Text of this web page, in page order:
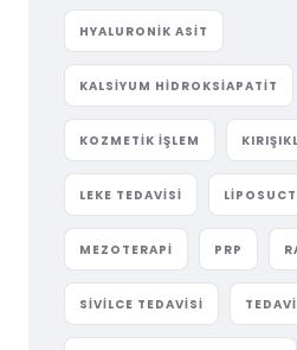
HYALURONIK ASIT
KALSIYUM HIDROKSIAPATIT
KOZMETIK IŞLEM
LEKE TEDAVISI
MEZOTERAPI PRP
SIVILCE TEDAVISI